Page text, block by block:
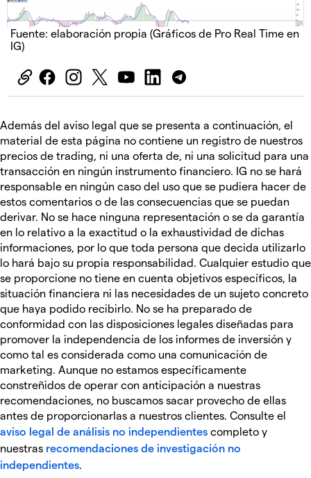
Fuente: elaboración propia (Gráficos de Pro Real Time en
IG)
Además del aviso legal que se presenta a continuación, el
material de esta página no contiene un registro de nuestros
precios de trading, ni una oferta de, ni una solicitud para una
transacción en ningún instrumento financiero. IG no se hará
responsable en ningún caso del uso que se pudiera hacer de
estos comentarios o de las consecuencias que se puedan
derivar. No se hace ninguna representación o se da garantía
en lo relativo a la exactitud o la exhaustividad de dichas
informaciones, por lo que toda persona que decida utilizarlo
lo hará bajo su propia responsabilidad. Cualquier estudio que
se proporcione no tiene en cuenta objetivos específicos, la
situación financiera ni las necesidades de un sujeto concreto
que haya podido recibirlo. No se ha preparado de
conformidad con las disposiciones legales diseñadas para
promover la independencia de los informes de inversión y
como tal es considerada como una comunicación de
marketing. Aunque no estamos específicamente
constreñidos de operar con anticipación a nuestras
recomendaciones, no buscamos sacar provecho de ellas
antes de proporcionarlas a nuestros clientes. Consulte el
aviso legal de análisis no independientes completo y
nuestras recomendaciones de investigación no
independientes.